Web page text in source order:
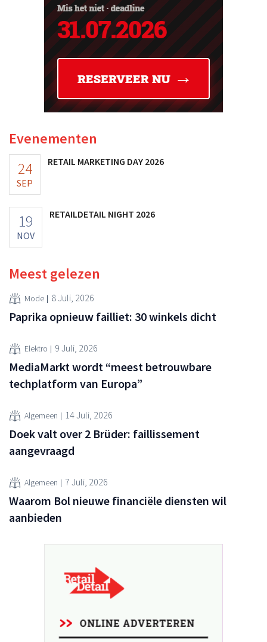
Evenementen
24
SEP
RETAIL MARKETING DAY 2026
19
NOV
RETAILDETAIL NIGHT 2026
Meest gelezen
Mode 8 Juli, 2026
Paprika opnieuw failliet: 30 winkels dicht
Elektro 9 Juli, 2026
MediaMarkt wordt “meest betrouwbare
techplatform van Europa”
Algemeen 14 Juli, 2026
Doek valt over 2 Brüder: faillissement
aangevraagd
Algemeen 7 Juli, 2026
Waarom Bol nieuwe financiële diensten wil
aanbieden